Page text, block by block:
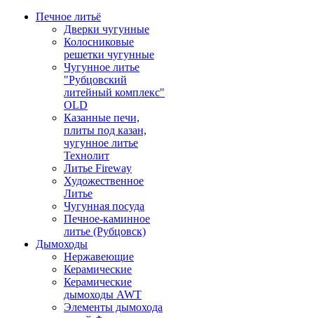
Печное литьё
Дверки чугунные
Колосниковые
решетки чугунные
Чугунное литье
"Рубцовский
литейный комплекс"
OLD
Казанные печи,
плиты под казан,
чугунное литье
Технолит
Литье Fireway
Художественное
Литье
Чугунная посуда
Печное-каминное
литье (Рубцовск)
Дымоходы
Нержавеющие
Керамические
Керамические
дымоходы AWT
Элементы дымохода